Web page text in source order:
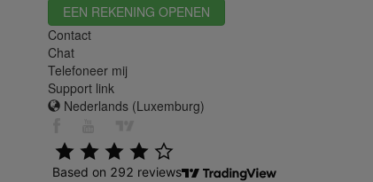
EEN REKENING OPENEN
Contact
Chat
Telefoneer mij
Support link
Nederlands (Luxemburg)